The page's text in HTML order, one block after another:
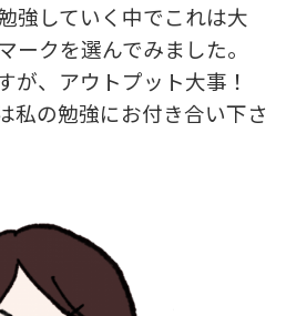
強していく中でこれは大
ークを選んでみました。
が、アウトプット大事！
私の勉強にお付き合い下さ